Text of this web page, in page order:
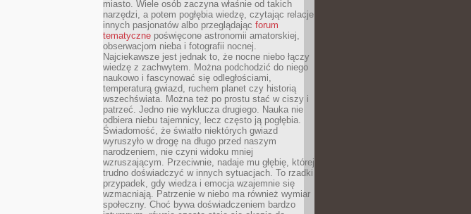
miasto. Wiele osób zaczyna właśnie od takich
narzędzi, a potem pogłębia wiedzę, czytając relacje
innych pasjonatów albo przeglądając forum
tematyczne poświęcone astronomii amatorskiej,
obserwacjom nieba i fotografii nocnej.
Najciekawsze jest jednak to, że nocne niebo łączy
wiedzę z zachwytem. Można podchodzić do niego
naukowo i fascynować się odległościami,
temperaturą gwiazd, ruchem planet czy historią
wszechświata. Można też po prostu stać w ciszy i
patrzeć. Jedno nie wyklucza drugiego. Nauka nie
odbiera niebu tajemnicy, lecz często ją pogłębia.
Świadomość, że światło niektórych gwiazd
wyruszyło w drogę na długo przed naszym
narodzeniem, nie czyni widoku mniej
wzruszającym. Przeciwnie, nadaje mu głębię, której
trudno doświadczyć w innych sytuacjach. To rzadki
przypadek, gdy wiedza i emocja wzajemnie się
wzmacniają. Patrzenie w niebo ma również wymiar
społeczny. Choć bywa doświadczeniem bardzo